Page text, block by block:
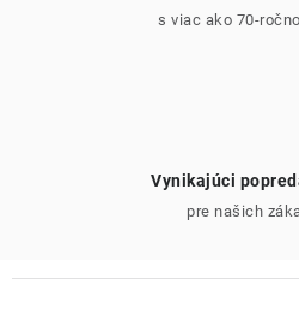
s viac ako 70-
Vynikajúci
pre našich